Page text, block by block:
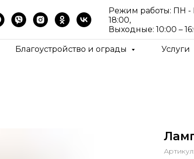
Режим работы: ПН -
18:00,
Выходные: 10:00 –
Благоустройство и ограды Услуги
Артикул: